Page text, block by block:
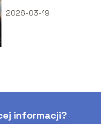
2026-03-19
informacji?